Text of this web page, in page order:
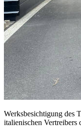
Werksbesichtigung des
italienischen